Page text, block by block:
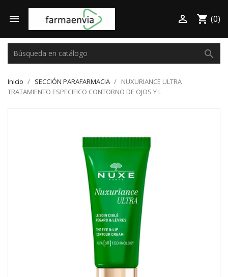
 shopping_cart (0)

search
Inicio SECCIÓN PARAFARMACIA
NUXURIANCE ULTRA
TRATAMIENTO ESPECIFICO CONTORNO DE OJOS Y L